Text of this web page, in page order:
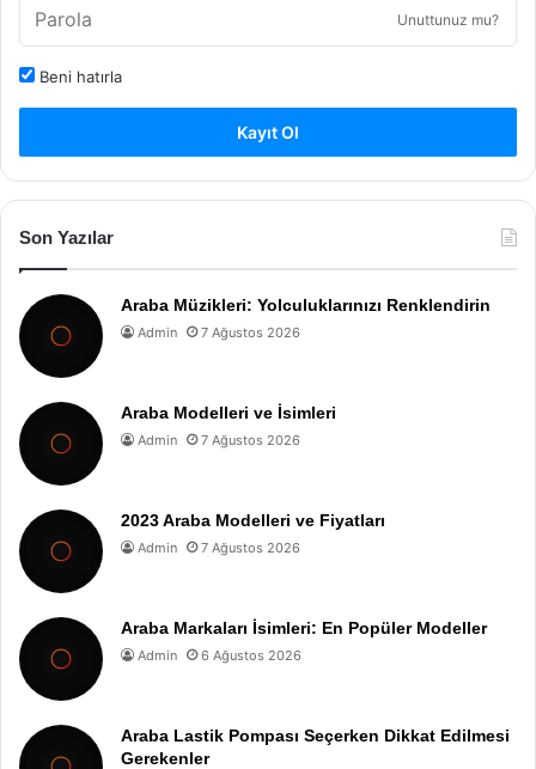
Unuttunuz mu?
Beni hatırla
Kayıt Ol
Son Yazılar
Araba Müzikleri: Yolculuklarınızı Renklendirin
Admin 7 Ağustos 2026
Araba Modelleri ve İsimleri
Admin 7 Ağustos 2026
2023 Araba Modelleri ve Fiyatları
Admin 7 Ağustos 2026
Araba Markaları İsimleri: En Popüler Modeller
Admin 6 Ağustos 2026
Araba Lastik Pompası Seçerken Dikkat Edilmesi
Gerekenler